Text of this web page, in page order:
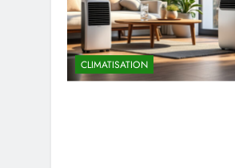
CLIMATISATION